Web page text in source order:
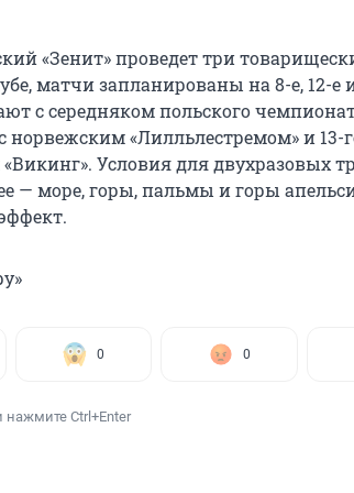
«Зенит» проведет три
матчи запланированы на 8-е, 12-е
с середняком польского
норвежским «Лилльлестремом» и 13-
Условия для двухразовых
— море, горы, пальмы и горы
0 0
нажмите Ctrl+Enter